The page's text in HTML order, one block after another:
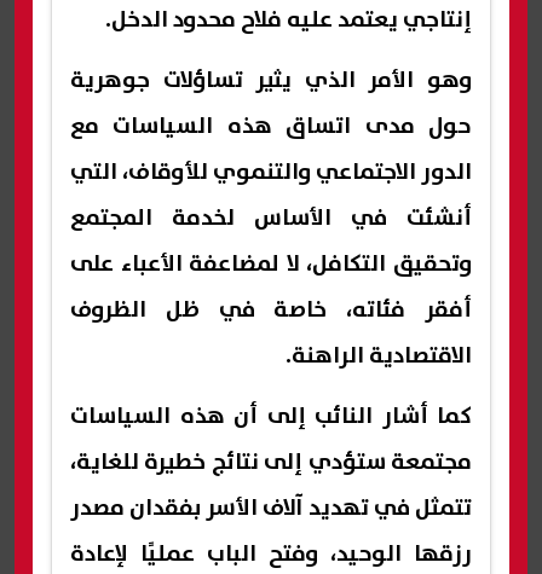
إنتاجي يعتمد عليه فلاح محدود الدخل.
وهو الأمر الذي يثير تساؤلات جوهرية
حول مدى اتساق هذه السياسات مع
الدور الاجتماعي والتنموي للأوقاف، التي
أنشئت في الأساس لخدمة المجتمع
وتحقيق التكافل، لا لمضاعفة الأعباء على
أفقر فئاته، خاصة في ظل الظروف
الاقتصادية الراهنة.
كما أشار النائب إلى أن هذه السياسات
مجتمعة ستؤدي إلى نتائج خطيرة للغاية،
تتمثل في تهديد آلاف الأسر بفقدان مصدر
رزقها الوحيد، وفتح الباب عمليًا لإعادة